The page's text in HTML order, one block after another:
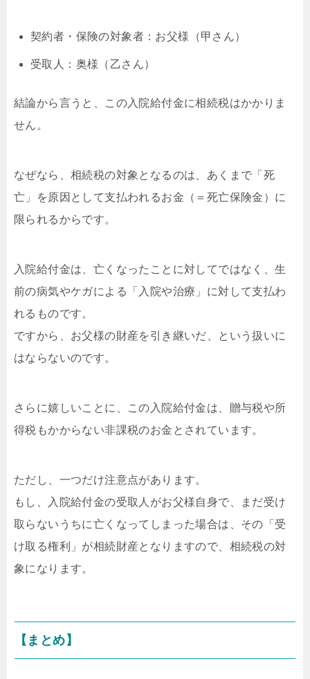
契約者・保険の対象者：お父様（甲さん）
受取人：奥様（乙さん）
結論から言うと、この入院給付金に相続税はかかりま
せん。
なぜなら、相続税の対象となるのは、あくまで「死
亡」を原因として支払われるお金（＝死亡保険金）に
限られるからです。
入院給付金は、亡くなったことに対してではなく、生
前の病気やケガによる「入院や治療」に対して支払わ
れるものです。
ですから、お父様の財産を引き継いだ、という扱いに
はならないのです。
さらに嬉しいことに、この入院給付金は、贈与税や所
得税もかからない非課税のお金とされています。
ただし、一つだけ注意点があります。
もし、入院給付金の受取人がお父様自身で、まだ受け
取らないうちに亡くなってしまった場合は、その「受
け取る権利」が相続財産となりますので、相続税の対
象になります。
【まとめ】